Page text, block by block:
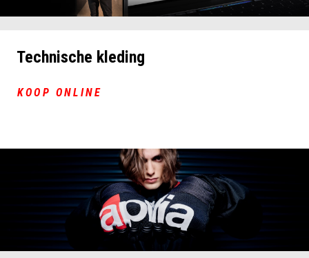
Technische kleding
KOOP ONLINE